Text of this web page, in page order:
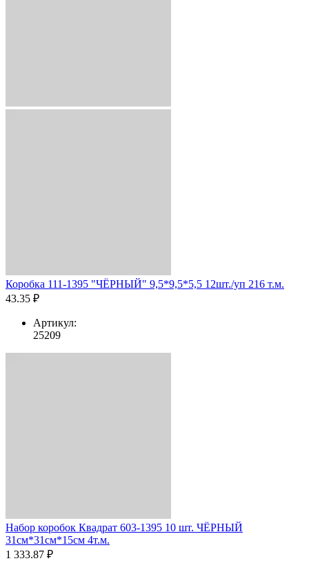
Коробка 111-1395 "ЧЁРНЫЙ" 9,5*9,5*5,5 12шт./уп 216 т.м.
43.35 ₽
Артикул:
25209
Набор коробок Квадрат 603-1395 10 шт. ЧЁРНЫЙ
31см*31см*15см 4т.м.
1 333.87 ₽